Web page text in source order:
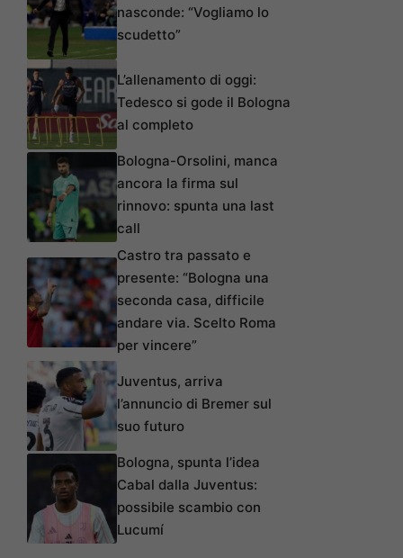
nasconde: “Vogliamo lo
scudetto”
L’allenamento di oggi:
Tedesco si gode il Bologna
al completo
Bologna-Orsolini, manca
ancora la firma sul
rinnovo: spunta una last
call
Castro tra passato e
presente: “Bologna una
seconda casa, difficile
andare via. Scelto Roma
per vincere”
Juventus, arriva
l’annuncio di Bremer sul
suo futuro
Bologna, spunta l’idea
Cabal dalla Juventus:
possibile scambio con
Lucumí